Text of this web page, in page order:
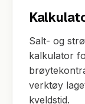
Salt- og
kalkulator
verktøy
kveldstid.